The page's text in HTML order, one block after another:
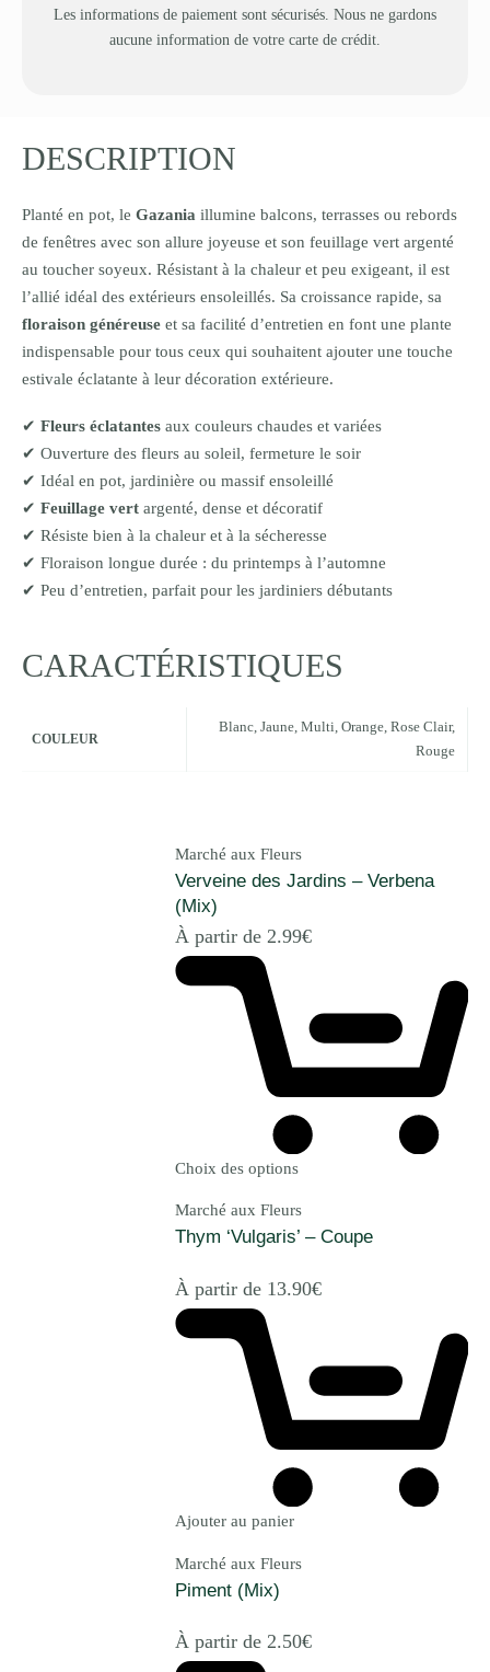
Les informations de paiement sont sécurisés. Nous ne gardons
aucune information de votre carte de crédit.
DESCRIPTION
Planté en pot, le Gazania illumine balcons, terrasses ou rebords
de fenêtres avec son allure joyeuse et son feuillage vert argenté
au toucher soyeux. Résistant à la chaleur et peu exigeant, il est
l’allié idéal des extérieurs ensoleillés. Sa croissance rapide, sa
floraison généreuse et sa facilité d’entretien en font une plante
indispensable pour tous ceux qui souhaitent ajouter une touche
estivale éclatante à leur décoration extérieure.
✔ Fleurs éclatantes aux couleurs chaudes et variées
✔ Ouverture des fleurs au soleil, fermeture le soir
✔ Idéal en pot, jardinière ou massif ensoleillé
✔ Feuillage vert argenté, dense et décoratif
✔ Résiste bien à la chaleur et à la sécheresse
✔ Floraison longue durée : du printemps à l’automne
✔ Peu d’entretien, parfait pour les jardiniers débutants
CARACTÉRISTIQUES
COULEUR
Blanc, Jaune, Multi, Orange, Rose Clair,
Rouge
Marché aux Fleurs
Verveine des Jardins – Verbena
(Mix)
À partir de 2.99€
Choix des options
Marché aux Fleurs
Thym ‘Vulgaris’ – Coupe
À partir de 13.90€
Ajouter au panier
Marché aux Fleurs
Piment (Mix)
À partir de 2.50€